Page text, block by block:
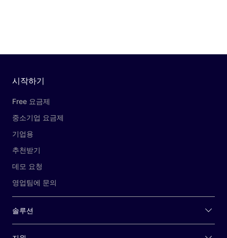
시작하기
Free 요금제
중소기업 요금제
기업용
추천받기
데모 요청
영업팀에 문의
솔루션